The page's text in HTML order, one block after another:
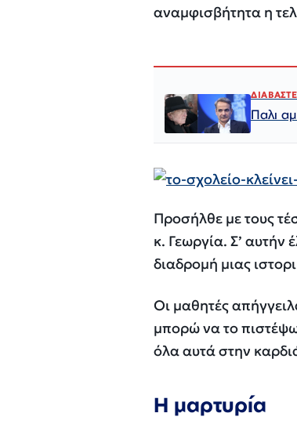
αναμφισβήτητα η
Παλι
Προσήλθε με τους
κ. Γεωργία. Σ’ αυτήν
διαδρομή μιας
Οι μαθητές
μπορώ να το
όλα αυτά στην
Η μαρτυρία